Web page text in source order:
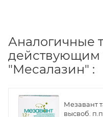
Аналогичные
действующим
"Месалазин" :
Мезавант
высвоб.